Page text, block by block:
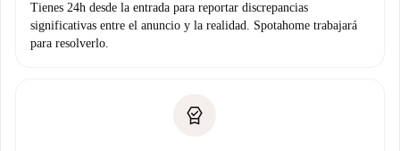
Tienes 24h desde la entrada para reportar discrepancias
significativas entre el anuncio y la realidad. Spotahome trabajará
para resolverlo.